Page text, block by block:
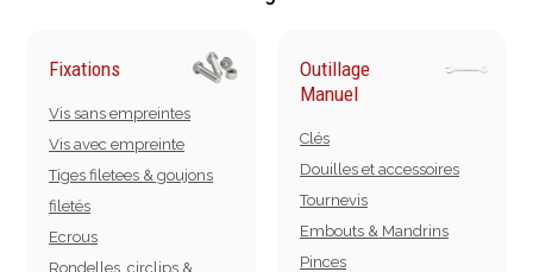
Fixations
Vis sans empreintes
Vis avec empreinte
Tiges filetees & goujons
filetés
Ecrous
Rondelles, circlips &
Outillage
Manuel
Clés
Douilles et accessoires
Tournevis
Embouts & Mandrins
Pinces